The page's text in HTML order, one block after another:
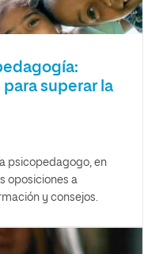
superar la
psicopedagogo, en
oposiciones a
y consejos.